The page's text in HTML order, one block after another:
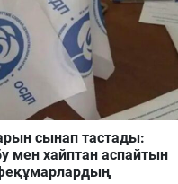
сынап тастады:
мен хайптан аспайтын